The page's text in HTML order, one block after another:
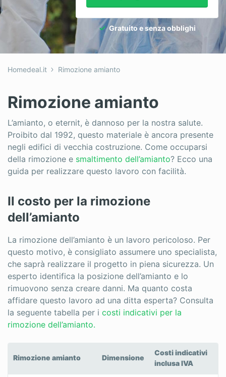
Infissi
Isolamento
Nuove Costruzioni
Pannelli Solari
Pavimenti
Piastrellista
Piscine
Porte
Rimozione amianto
Riscaldamento
Ristrutturazioni
Scale
Sicurezza
Sistemi oscuranti
Tende da sole
Gratuito e senza obblighi
Homedeal.it Rimozione amianto
Rimozione amianto
L’amianto, o eternit, è dannoso per la nostra salute.
Proibito dal 1992, questo materiale è ancora presente
negli edifici di vecchia costruzione. Come occuparsi
della rimozione e smaltimento dell’amianto? Ecco una
guida per realizzare questo lavoro con facilità.
Il costo per la rimozione
dell’amianto
La rimozione dell’amianto è un lavoro pericoloso. Per
questo motivo, è consigliato assumere uno specialista,
che saprà realizzare il progetto in piena sicurezza. Un
esperto identifica la posizione dell’amianto e lo
rimuovono senza creare danni. Ma quanto costa
affidare questo lavoro ad una ditta esperta? Consulta
la seguente tabella per i costi indicativi per la
rimozione dell’amianto.
Rimozione amianto Dimensione
Costi indicativi
inclusa IVA